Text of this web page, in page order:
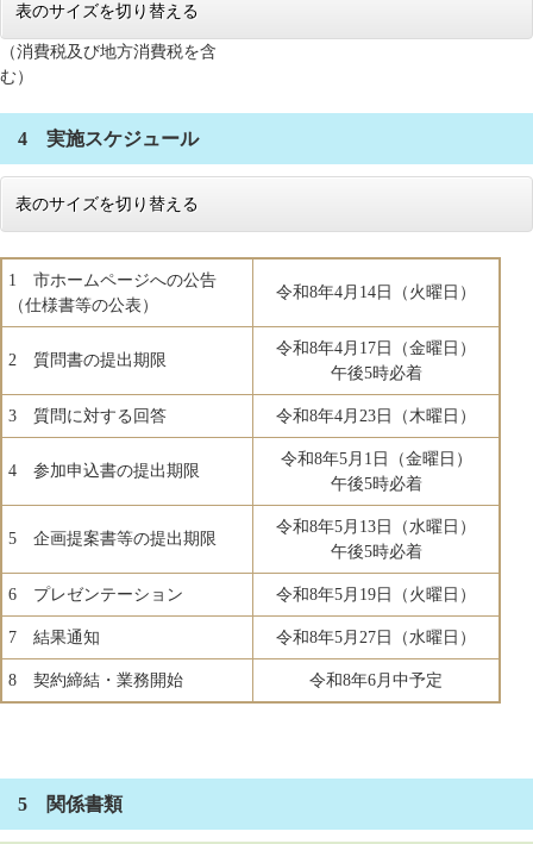
表のサイズを切り替える
（消費税及び地方消費税を含
む）
4 実施スケジュール
表のサイズを切り替える
1 市ホームページへの公告
（仕様書等の公表）
令和8年4月14日（火曜日）
2 質問書の提出期限
令和8年4月17日（金曜日）
​午後5時必着
3 質問に対する回答 令和8年4月23日（木曜日）
4 参加申込書の提出期限
令和8年5月1日（金曜日）
午後5時必着
5 企画提案書等の提出期限
令和8年5月13日（水曜日）
午後5時必着
6 プレゼンテーション 令和8年5月19日（火曜日）
7 結果通知 令和8年5月27日（水曜日）
8 契約締結・業務開始 令和8年6月中予定
5 関係書類